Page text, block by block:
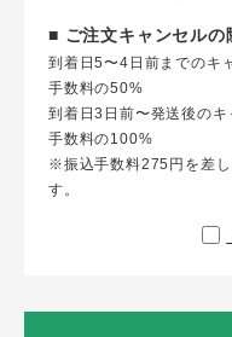
■ ご注文キャンセルの
到着日5〜4日前までのキ
手数料の50%
到着日3日前〜発送後の
手数料の100%
※振込手数料275円を差し
す。